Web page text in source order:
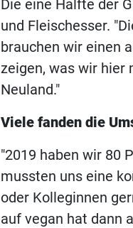
Die eine Hälfte der
und Fleischesser.
brauchen wir einen
zeigen, was wir hier
Neuland."
Viele fanden die
"2019 haben wir 80
mussten uns eine
oder Kolleginnen
auf vegan hat dann